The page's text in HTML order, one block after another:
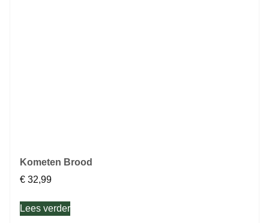
Kometen Brood
€ 32,99
Lees verder